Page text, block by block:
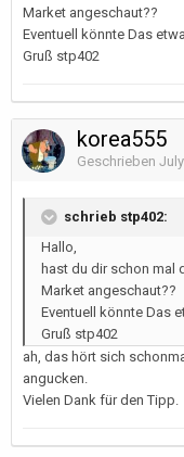
Market angeschaut??
Eventuell könnte Das
Gruß stp402
korea555
Geschrieben
schrieb stp402:
Hallo,
hast du dir schon mal
Market angeschaut??
Eventuell könnte Das
Gruß stp402
ah, das hört sich
angucken.
Vielen Dank für den Tipp.